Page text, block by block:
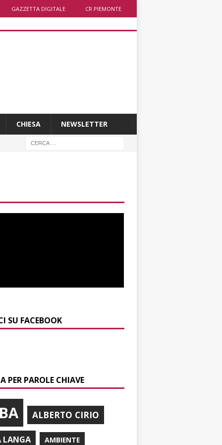
GAZZETTA DIGITALE CR PIEMONTE
CHIESA NEWSLETTER
SU FACEBOOK
PER PAROLE CHIAVE
ALBERTO CIRIO
LANGA AMBIENTE